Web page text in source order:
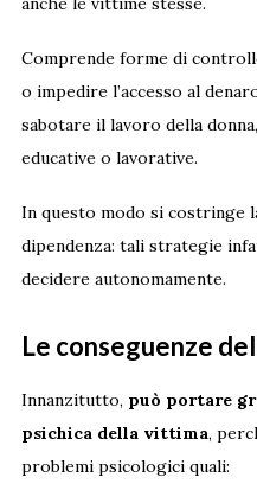
Comprende forme di
o impedire l’accesso al
sabotare il lavoro della
educative o lavorative.
In questo modo si costringe
dipendenza: tali strategie
decidere autonomamente.
Le conseguenze
Innanzitutto, può portare
psichica della vittima,
problemi psicologici quali: